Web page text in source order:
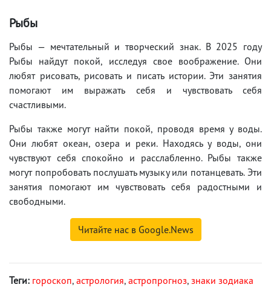
Рыбы
Рыбы — мечтательный и творческий знак. В 2025 году
Рыбы найдут покой, исследуя свое воображение. Они
любят рисовать, рисовать и писать истории. Эти занятия
помогают им выражать себя и чувствовать себя
счастливыми.
Рыбы также могут найти покой, проводя время у воды.
Они любят океан, озера и реки. Находясь у воды, они
чувствуют себя спокойно и расслабленно. Рыбы также
могут попробовать послушать музыку или потанцевать. Эти
занятия помогают им чувствовать себя радостными и
свободными.
Читайте нас в Google.News
Теги: гороскоп, астрология, астропрогноз, знаки зодиака